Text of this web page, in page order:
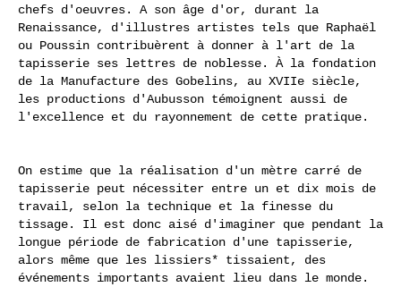
chefs d'oeuvres. A son âge d'or, durant la
Renaissance, d'illustres artistes tels que Raphaël
ou Poussin contribuèrent à donner à l'art de la
tapisserie ses lettres de noblesse. À la fondation
de la Manufacture des Gobelins, au XVIIe siècle,
les productions d'Aubusson témoignent aussi de
l'excellence et du rayonnement de cette pratique.
On estime que la réalisation d'un mètre carré de
tapisserie peut nécessiter entre un et dix mois de
travail, selon la technique et la finesse du
tissage. Il est donc aisé d'imaginer que pendant la
longue période de fabrication d'une tapisserie,
alors même que les lissiers* tissaient, des
événements importants avaient lieu dans le monde.